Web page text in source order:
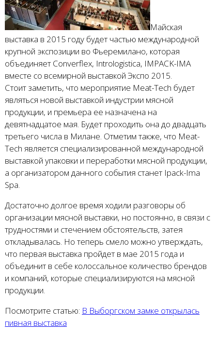
Майская
выставка в 2015 году будет частью международной
крупной экспозиции во Фьеремилано, которая
объединяет Converflex, Intrologistica, IMPACK-IMA
вместе со всемирной выставкой Экспо 2015.
Стоит заметить, что мероприятие Meat-Tech будет
являться новой выставкой индустрии мясной
продукции, и премьера ее назначена на
девятнадцатое мая. Будет проходить она до двадцать
третьего числа в Милане. Отметим также, что Meat-
Tech является специализированной международной
выставкой упаковки и переработки мясной продукции,
а организатором данного события станет Ipack-Ima
Spa.
Достаточно долгое время ходили разговоры об
организации мясной выставки, но постоянно, в связи с
трудностями и стечением обстоятельств, затея
откладывалась. Но теперь смело можно утверждать,
что первая выставка пройдет в мае 2015 года и
объединит в себе колоссальное количество брендов
и компаний, которые специализируются на мясной
продукции.
Посмотрите статью: В Выборгском замке открылась
пивная выставка